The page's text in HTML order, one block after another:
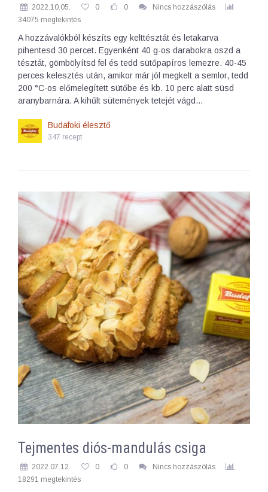
2022.10.05. 0 0
Nincs hozzászólás
34075 megtekintés
A hozzávalókból készíts egy kelttésztát és letakarva
pihentesd 30 percet. Egyenként 40 g-os darabokra oszd a
tésztát, gömbölyítsd fel és tedd sütőpapíros lemezre. 40-45
perces kelesztés után, amikor már jól megkelt a semlor, tedd
200 °C-os előmelegített sütőbe és kb. 10 perc alatt süsd
aranybarnára. A kihűlt sütemények tetejét vágd…
Budafoki élesztő
347 recept
Tejmentes diós-mandulás csiga
2022.07.12. 0 0
Nincs hozzászólás
18291 megtekintés